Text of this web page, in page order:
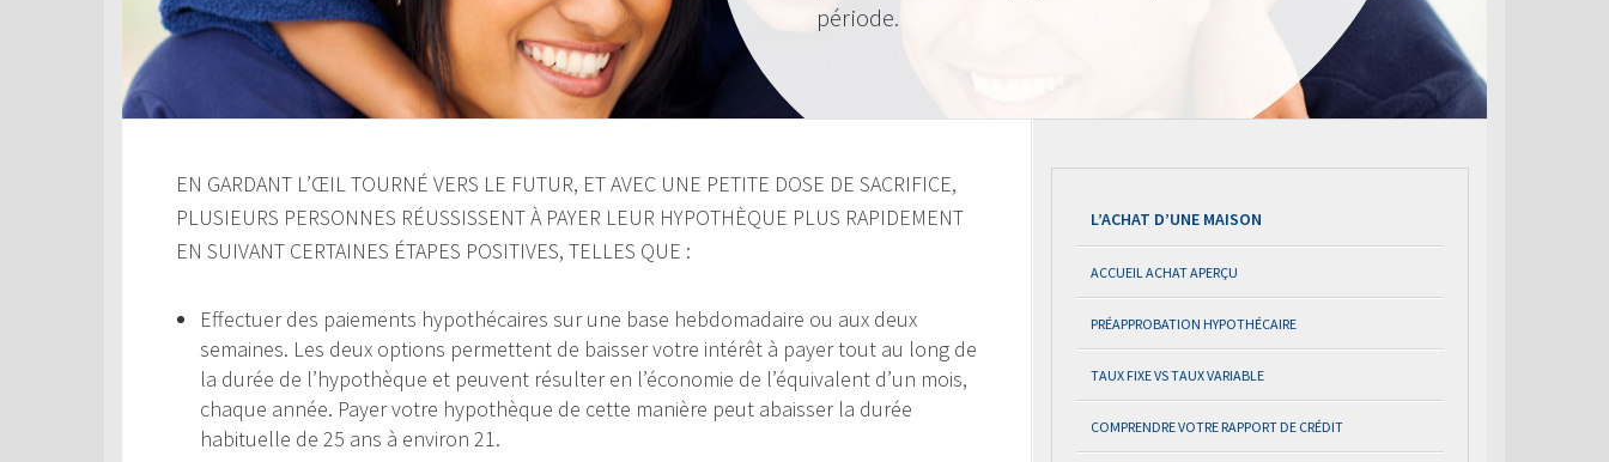
période.
EN GARDANT L’ŒIL TOURNÉ VERS LE FUTUR, ET AVEC UNE PETITE DOSE DE SACRIFICE,
PLUSIEURS PERSONNES RÉUSSISSENT À PAYER LEUR HYPOTHÈQUE PLUS RAPIDEMENT
EN SUIVANT CERTAINES ÉTAPES POSITIVES, TELLES QUE :
Effectuer des paiements hypothécaires sur une base hebdomadaire ou aux deux
semaines. Les deux options permettent de baisser votre intérêt à payer tout au long de
la durée de l’hypothèque et peuvent résulter en l’économie de l’équivalent d’un mois,
chaque année. Payer votre hypothèque de cette manière peut abaisser la durée
habituelle de 25 ans à environ 21.
L’ACHAT D’UNE MAISON
ACCUEIL ACHAT APERÇU
PRÉAPPROBATION HYPOTHÉCAIRE
TAUX FIXE VS TAUX VARIABLE
COMPRENDRE VOTRE RAPPORT DE CRÉDIT